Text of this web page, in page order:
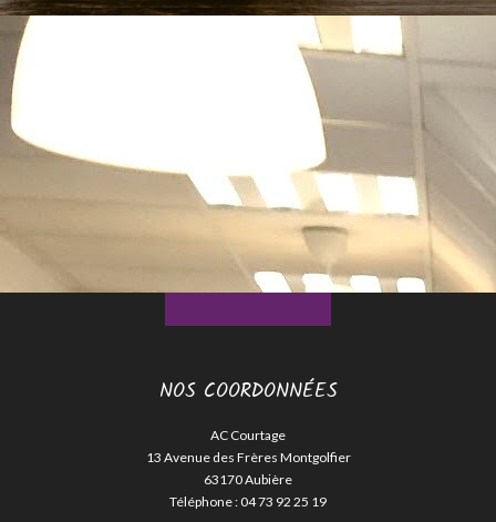
NOS COORDONNÉES
AC Courtage
13 Avenue des Frères Montgolfier
63170 Aubière
Téléphone :04 73 92 25 19